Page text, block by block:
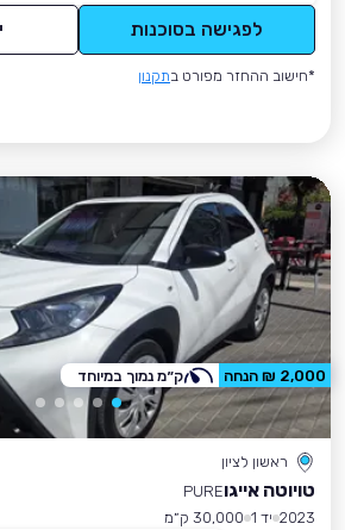
לפגישה בסוכנות
*חישוב ההחזר מפורט בתקנון
ראשון לציון
טויוטה אייגוPURE
2023 יד 1
30,000 ק״מ
2,000 ₪ הנחה ק״מ נמוך במיוחד